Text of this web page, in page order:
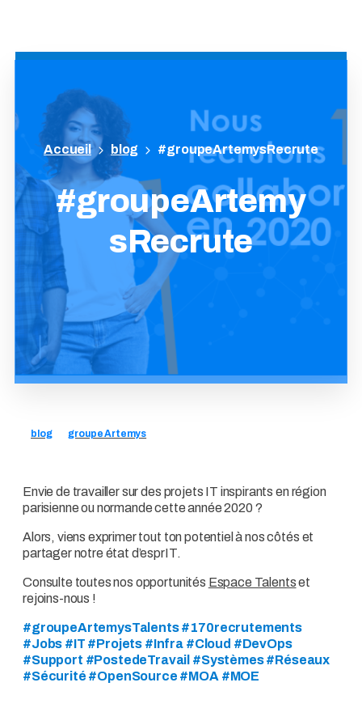
#groupeArtemy
sRecrute
blog #groupeArtemysRecrute
blog groupe Artemys
Envie de travailler sur des projets IT inspirants en région
parisienne ou normande cette année 2020 ?
Alors, viens exprimer tout ton potentiel à nos côtés et
partager notre état d’esprIT.
Consulte toutes nos opportunités Espace Talentset
rejoins-nous !
#groupeArtemysTalents #170recrutements
#Jobs #IT #Projets #Infra #Cloud #DevOps
#Support #PostedeTravail #Systèmes #Réseaux
#Sécurité #OpenSource #MOA #MOE